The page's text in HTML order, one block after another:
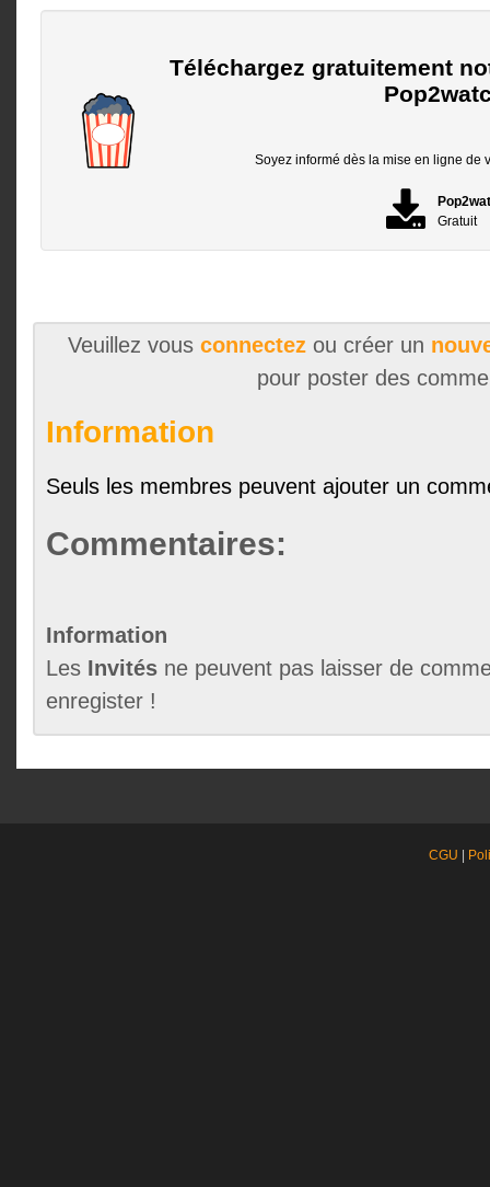
Téléchargez gratuitement
Soyez informé dès la mise en ligne de
Gratuit
Veuillez vous connectezou créer un
pour poster des
Information
Seuls les membres peuvent ajouter un
Commentaires:
Information
Les Invités ne peuvent pas laisser de
enregister !
CGU